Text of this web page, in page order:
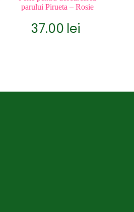
parului Pirueta – Rosie
37.00 lei